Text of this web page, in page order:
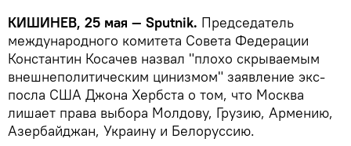
КИШИНЕВ, 25 мая — Sputnik. Председатель
международного комитета Совета Федерации
Константин Косачев назвал "плохо скрываемым
внешнеполитическим цинизмом" заявление экс-
посла США Джона Хербста о том, что Москва
лишает права выбора Молдову, Грузию, Армению,
Азербайджан, Украину и Белоруссию.